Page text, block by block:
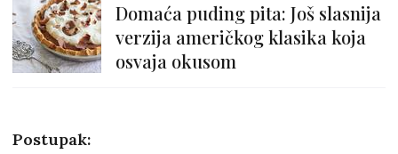
Domaća puding pita: Još slasnija
verzija američkog klasika koja
osvaja okusom
Postupak: